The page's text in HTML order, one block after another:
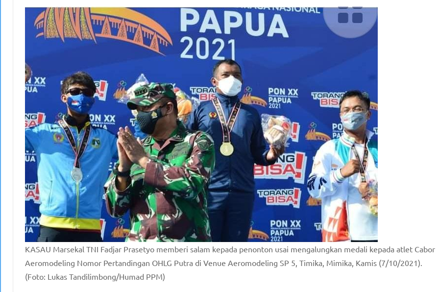
comments
KASAU Marsekal TNI Fadjar Prasetyo memberi salam kepada penonton usai mengalungkan medali kepada atlet Cabor
Aeromodeling Nomor Pertandingan OHLG Putra di Venue Aeromodeling SP 5, Timika, Mimika, Kamis (7/10/2021).
(Foto: Lukas Tandilimbong/Humad PPM)